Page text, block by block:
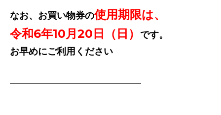
なお、お買い物券の使用期限は、
令和6年10月20日（日）
です。
お早めにご利用ください